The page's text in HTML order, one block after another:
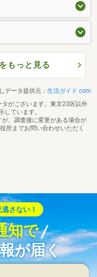
もっと見る
データ提供元： 生活ガイド.com
がございます。東京23区以外
ています。
、調査後に変更がある場合が
所までお問い合わせいただく
さない！
知で
が届く